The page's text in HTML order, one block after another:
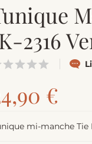
2316
€
mi-manche